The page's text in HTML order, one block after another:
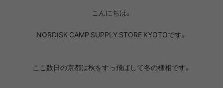
こんにちは。
NORDISK CAMP SUPPLY STORE KYOTOです。
ここ数日の京都は秋をすっ飛ばして冬の様相です。